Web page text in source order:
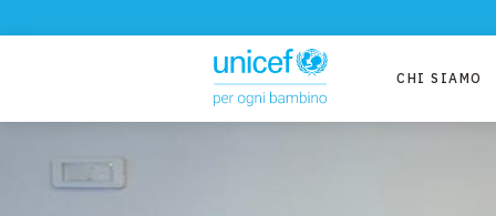
CHI SIAMO